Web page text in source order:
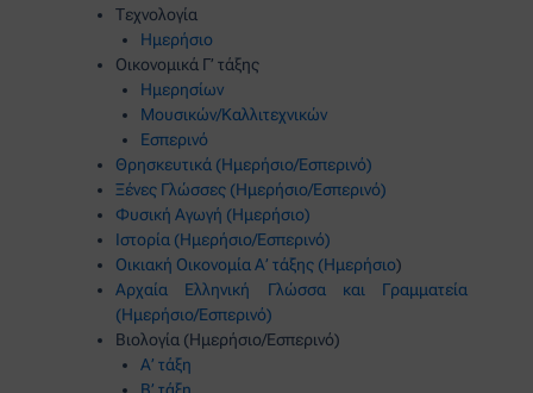
Τεχνολογία
Ημερήσιο
Οικονομικά Γ’ τάξης
Ημερησίων
Μουσικών/Καλλιτεχνικών
Εσπερινό
Θρησκευτικά (Ημερήσιο/Εσπερινό)
Ξένες Γλώσσες (Ημερήσιο/Εσπερινό)
Φυσική Αγωγή (Ημερήσιο)
Ιστορία (Ημερήσιο/Εσπερινό)
Οικιακή Οικονομία Α’ τάξης (Ημερήσιο)
Αρχαία Ελληνική Γλώσσα και Γραμματεία
(Ημερήσιο/Εσπερινό)
Βιολογία (Ημερήσιο/Εσπερινό)
Α’ τάξη